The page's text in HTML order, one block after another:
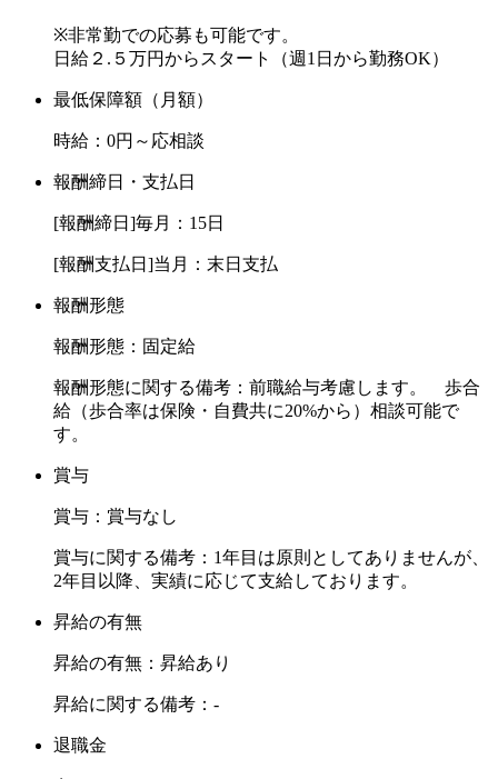
※非常勤での応募も可能です。
日給２.５万円からスタート（週1日から勤務OK）
最低保障額（月額）
時給：0円～応相談
報酬締日・支払日
[報酬締日]毎月：15日
[報酬支払日]当月：末日支払
報酬形態
報酬形態：固定給
報酬形態に関する備考：前職給与考慮します。 歩合
給（歩合率は保険・自費共に20%から）相談可能で
す。
賞与
賞与：賞与なし
賞与に関する備考：1年目は原則としてありませんが、
2年目以降、実績に応じて支給しております。
昇給の有無
昇給の有無：昇給あり
昇給に関する備考：-
退職金